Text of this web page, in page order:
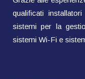
qualificati
sistemi per la
sistemi Wi-Fi e